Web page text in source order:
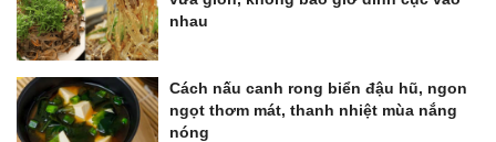
nhau
Cách nấu canh rong biển đậu hũ, ngon
ngọt thơm mát, thanh nhiệt mùa nắng
nóng